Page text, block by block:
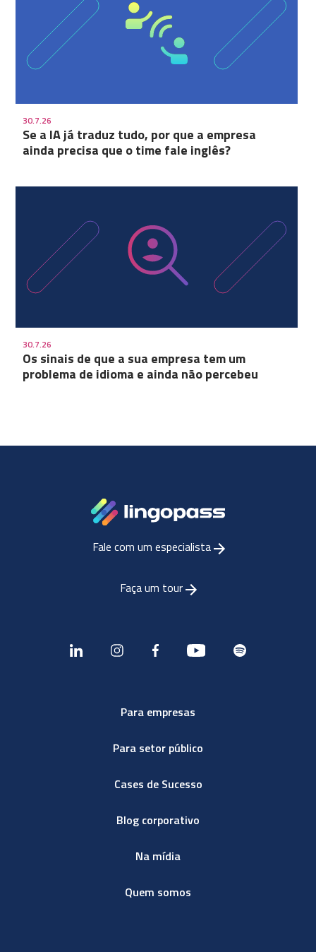
30.7.26
Se a IA já traduz tudo, por que a empresa
ainda precisa que o time fale inglês?
30.7.26
Os sinais de que a sua empresa tem um
problema de idioma e ainda não percebeu
Fale com um especialista
Faça um tour
Para empresas
Para setor público
Cases de Sucesso
Blog corporativo
Na mídia
Quem somos